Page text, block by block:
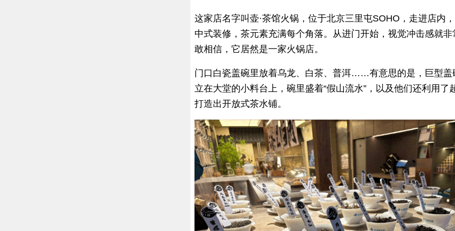
这家店名字叫壶·茶馆火锅，位于北京三里屯SOHO，走进店内
中式装修，茶元素充满每个角落。从进门开始，视觉冲击感就非
敢相信，它居然是一家火锅店。
门口白瓷盖碗里放着乌龙、白茶、普洱……有意思的是，巨型盖
立在大堂的小料台上，碗里盛着“假山流水”，以及他们还利用了
打造出开放式茶水铺。